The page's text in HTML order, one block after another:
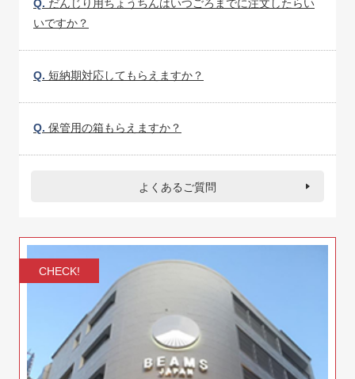
Q. だんじり用ちょうちんはいつごろまでに注文したらい
いですか？
Q. 短納期対応してもらえますか？
Q. 保管用の箱もらえますか？
よくあるご質問
CHECK!